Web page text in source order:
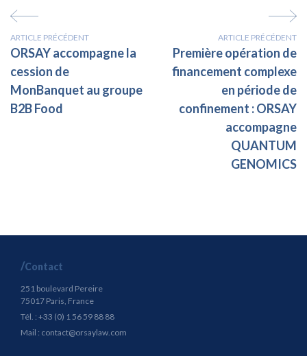
ARTICLE PRÉCÉDENT
ORSAY accompagne la
cession de
MonBanquet au groupe
B2B Food
ARTICLE PRÉCÉDENT
Première opération de
financement complexe
en période de
confinement : ORSAY
accompagne
QUANTUM
GENOMICS
Contact
251 boulevard Pereire
75017 Paris, France
Tél. : +33 (0) 1 56 59 88 88
Mail : contact@orsaylaw.com